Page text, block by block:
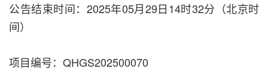
公告结束时间：2025年05月29日14时32分（北京时
间）
项目编号：QHGS202500070